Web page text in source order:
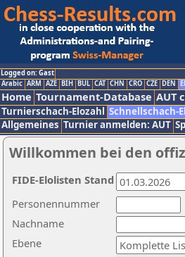
Logged on: Gast
Arabic ARM AZE BIH BUL CAT CHN CRO CZE DEN
Home Tournament-Database AUT
Turnierschach-Elozahl Schnellschach-
Allgemeines Turnier anmelden: AUT
Willkommen bei den
Nachname
Ebene
Personennummer
FIDE-Elolisten Stand